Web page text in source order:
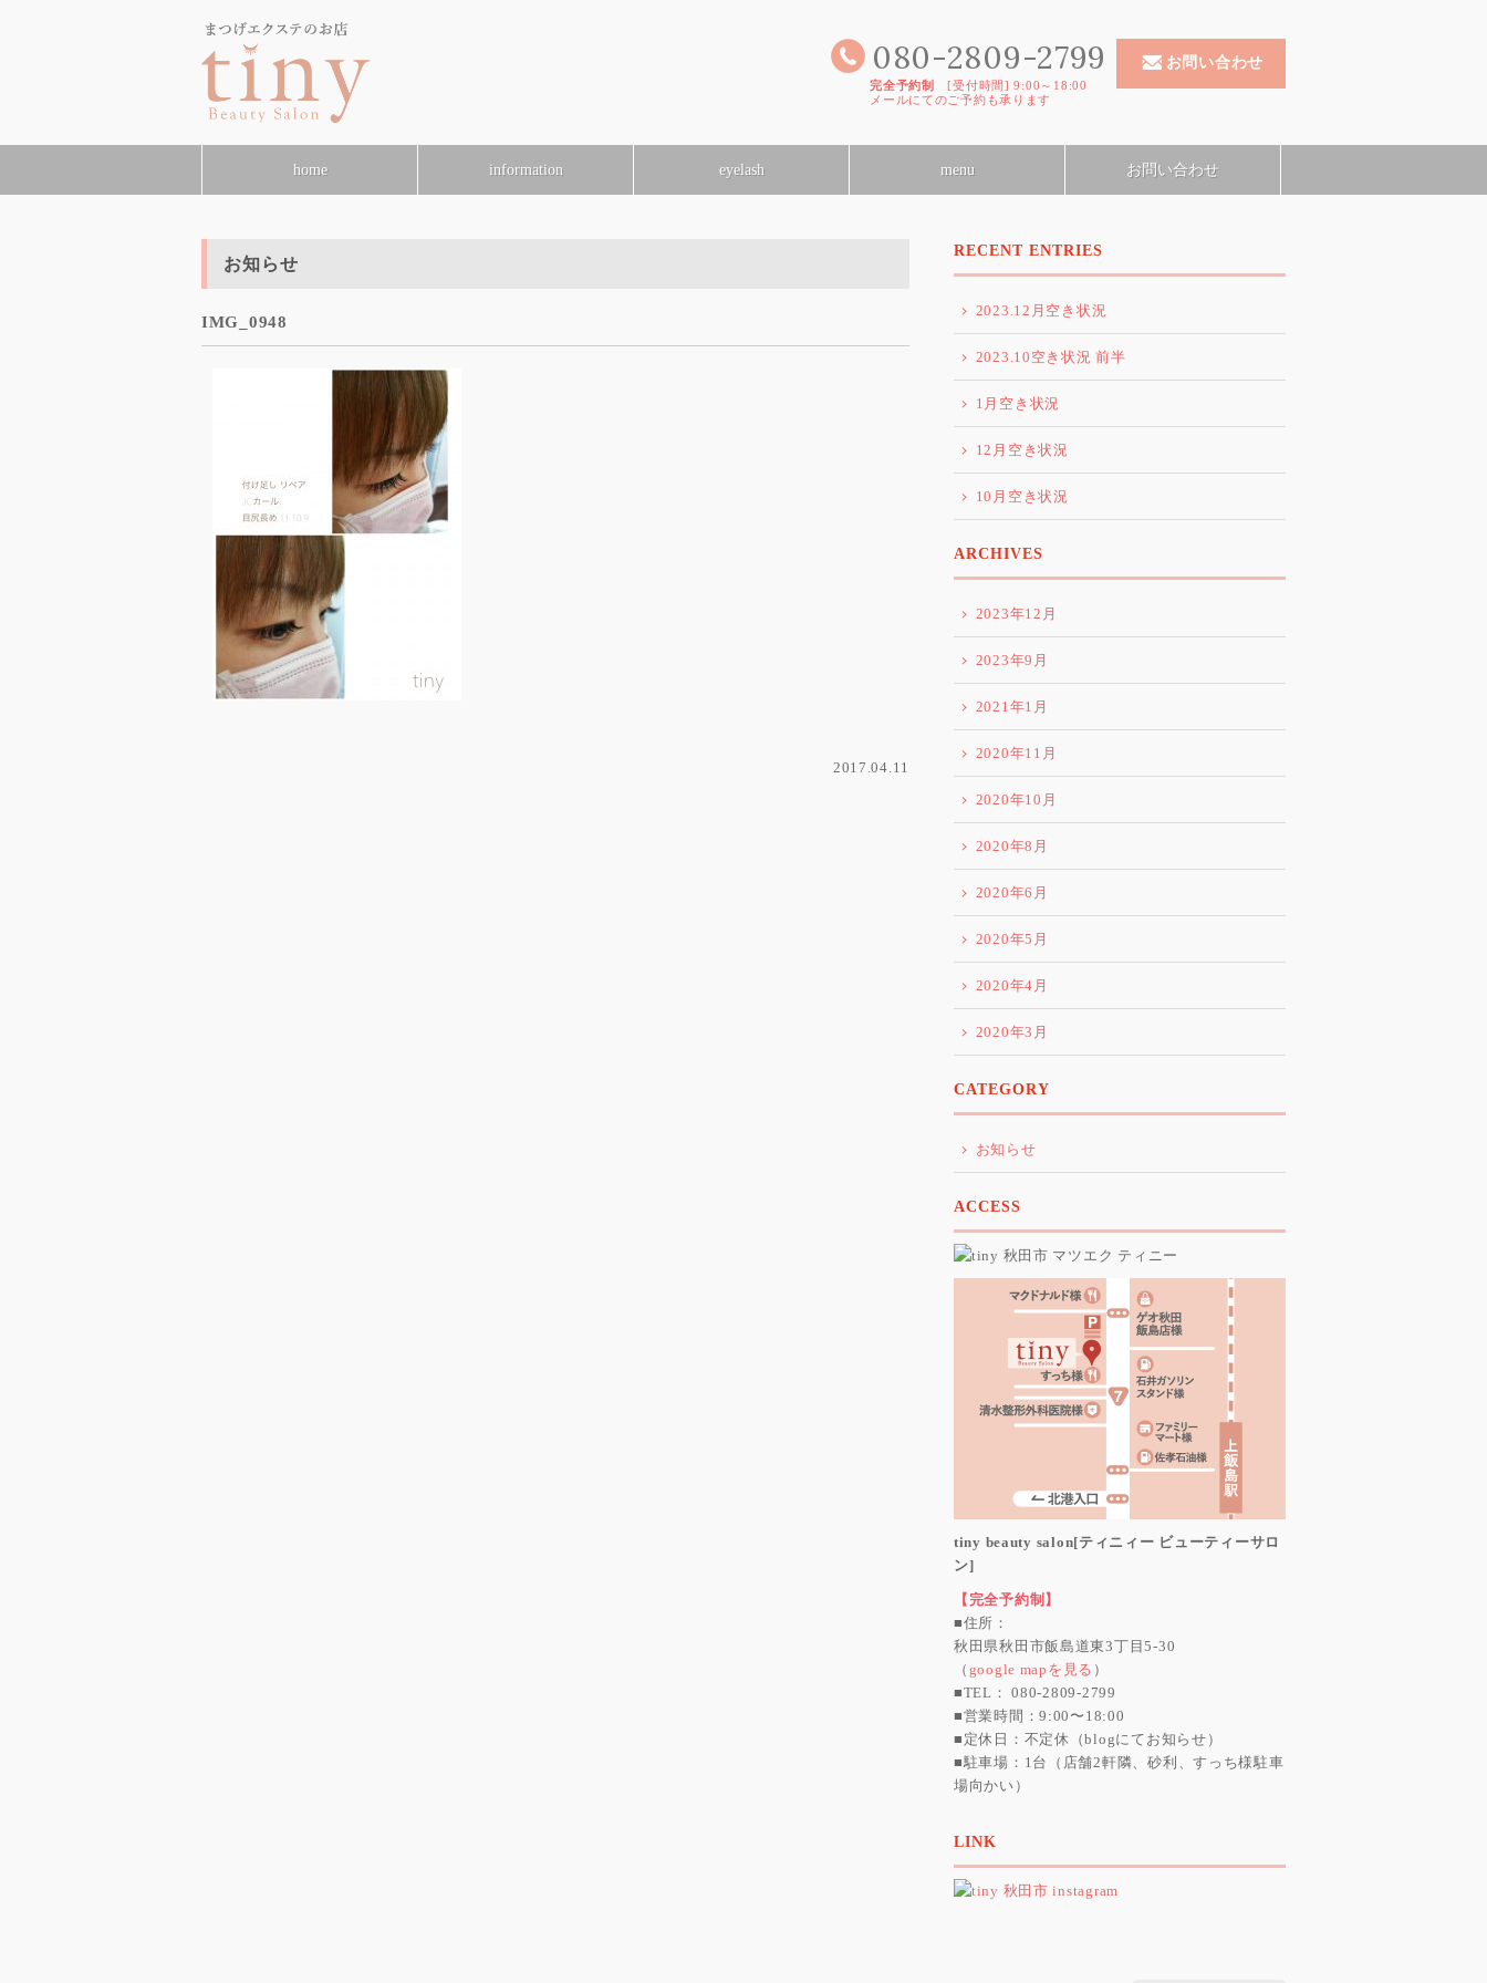
080-2809-2799
完全予約制
[受付時間] 9:00～18:00
メールにてのご予約も承ります
お問い合わせ
home information eyelash menu お問い合わせ
お知らせ
IMG_0948
2017.04.11
RECENT ENTRIES
2023.12月空き状況
2023.10空き状況 前半
1月空き状況
12月空き状況
10月空き状況
ARCHIVES
2023年12月
2023年9月
2021年1月
2020年11月
2020年10月
2020年8月
2020年6月
2020年5月
2020年4月
2020年3月
CATEGORY
お知らせ
ACCESS
tiny beauty salon[ティニィー ビューティーサロ
ン]
【完全予約制】
■住所：
秋田県秋田市飯島道東3丁目5-30
（ google mapを見る ）
■TEL： 080-2809-2799
■営業時間：9:00〜18:00
■定休日：不定休（blogにてお知らせ）
■駐車場：1台（店舗2軒隣、砂利、すっち様駐車
場向かい）
LINK